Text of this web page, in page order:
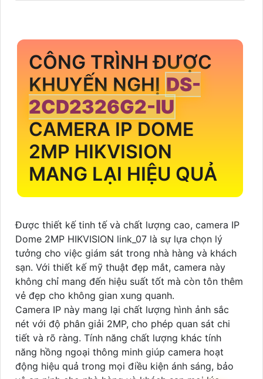
CÔNG TRÌNH ĐƯỢC
KHUYẾN NGHỊDS-
2CD2326G2-IU
CAMERA IP DOME
2MP HIKVISION
MANG LẠI HIỆU QUẢ
Được thiết kế tinh tế và chất lượng cao, camera IP
Dome 2MP HIKVISION link_07 là sự lựa chọn lý
tưởng cho việc giám sát trong nhà hàng và khách
sạn. Với thiết kế mỹ thuật đẹp mắt, camera này
không chỉ mang đến hiệu suất tốt mà còn tôn thêm
vẻ đẹp cho không gian xung quanh.
Camera IP này mang lại chất lượng hình ảnh sắc
nét với độ phân giải 2MP, cho phép quan sát chi
tiết và rõ ràng. Tính năng chất lượng khác tính
năng hồng ngoại thông minh giúp camera hoạt
động hiệu quả trong mọi điều kiện ánh sáng, bảo